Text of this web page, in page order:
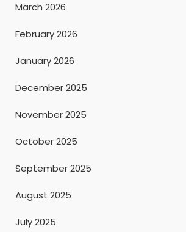
March 2026
February 2026
January 2026
December 2025
November 2025
October 2025
September 2025
August 2025
July 2025